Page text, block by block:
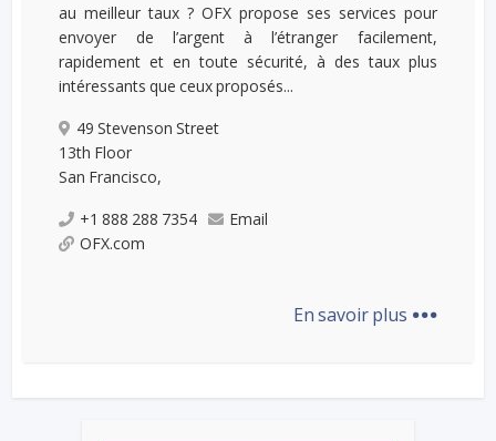
au meilleur taux ? OFX propose ses services pour
envoyer de l’argent à l’étranger facilement,
rapidement et en toute sécurité, à des taux plus
intéressants que ceux proposés...
49 Stevenson Street
13th Floor
San Francisco,
+1 888 288 7354
Email
OFX.com
En savoir plus ...